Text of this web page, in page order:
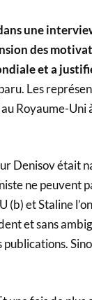
une
des
et a
Les
Royaume-Uni
Denisov était
ne peuvent
(b) et Staline
et sans
publications.